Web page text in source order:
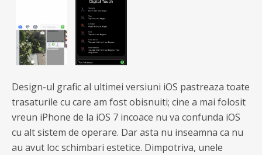
Design-ul grafic al ultimei versiuni iOS pastreaza toate
trasaturile cu care am fost obisnuiti; cine a mai folosit
vreun iPhone de la iOS 7 incoace nu va confunda iOS
cu alt sistem de operare. Dar asta nu inseamna ca nu
au avut loc schimbari estetice. Dimpotriva, unele